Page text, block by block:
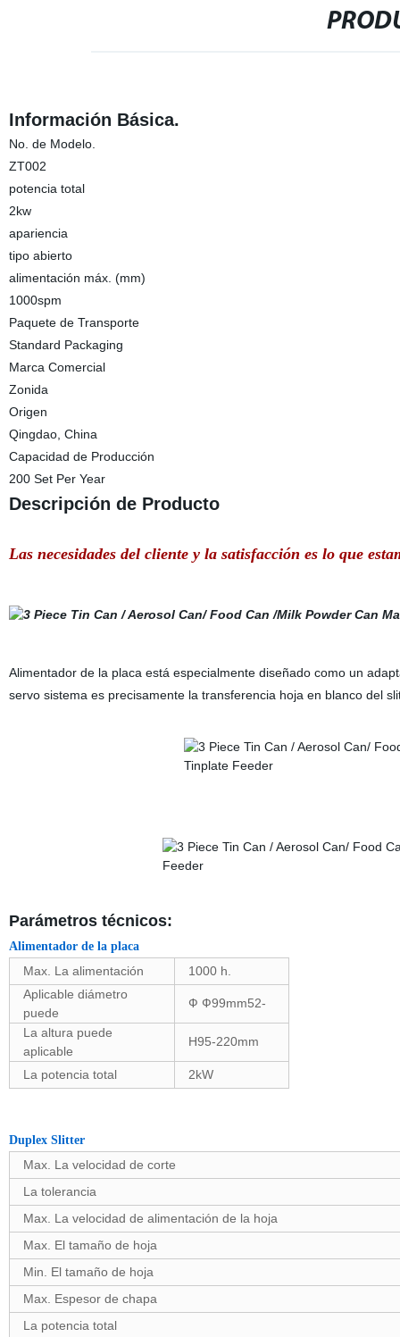
Información Básica.
No. de Modelo.
ZT002
potencia total
2kw
apariencia
tipo abierto
alimentación máx. (mm)
1000spm
Paquete de Transporte
Standard Packaging
Marca Comercial
Zonida
Origen
Qingdao, China
Capacidad de Producción
200 Set Per Year
Descripción de Producto
Las necesidades del cliente y la satisfacción es lo que
Alimentador de la placa está especialmente diseñado como un
servo sistema es precisamente la transferencia hoja en blanco del
Parámetros técnicos:
Alimentador de la placa
Max. La alimentación
1000 h.
Aplicable diámetro
puede
Ф Ф99mm52-
La altura puede
aplicable
H95-220mm
La potencia total 2kW
Duplex Slitter
Max. La velocidad de corte
La tolerancia
Max. La velocidad de alimentación de la hoja
Max. El tamaño de hoja
Min. El tamaño de hoja
Max. Espesor de chapa
La potencia total